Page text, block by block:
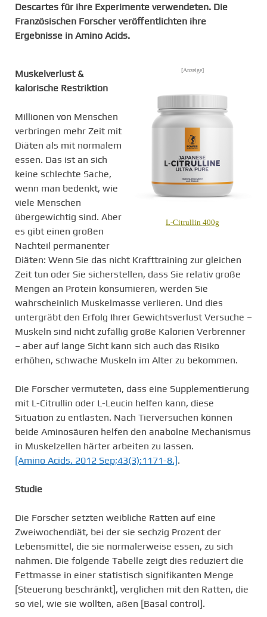
Descartes für ihre Experimente verwendeten. Die
Französischen Forscher veröffentlichten ihre
Ergebnisse in Amino Acids.
[Anzeige]
L-Citrullin 400g
Muskelverlust &
kalorische Restriktion
Millionen von Menschen
verbringen mehr Zeit mit
Diäten als mit normalem
essen. Das ist an sich
keine schlechte Sache,
wenn man bedenkt, wie
viele Menschen
übergewichtig sind. Aber
es gibt einen großen
Nachteil permanenter
Diäten: Wenn Sie das nicht Krafttraining zur gleichen
Zeit tun oder Sie sicherstellen, dass Sie relativ große
Mengen an Protein konsumieren, werden Sie
wahrscheinlich Muskelmasse verlieren. Und dies
untergräbt den Erfolg Ihrer Gewichtsverlust Versuche –
Muskeln sind nicht zufällig große Kalorien Verbrenner
– aber auf lange Sicht kann sich auch das Risiko
erhöhen, schwache Muskeln im Alter zu bekommen.
Die Forscher vermuteten, dass eine Supplementierung
mit L-Citrullin oder L-Leucin helfen kann, diese
Situation zu entlasten. Nach Tierversuchen können
beide Aminosäuren helfen den anabolne Mechanismus
in Muskelzellen härter arbeiten zu lassen.
[Amino Acids. 2012 Sep;43(3):1171-8.].
Studie
Die Forscher setzten weibliche Ratten auf eine
Zweiwochendiät, bei der sie sechzig Prozent der
Lebensmittel, die sie normalerweise essen, zu sich
nahmen. Die folgende Tabelle zeigt dies reduziert die
Fettmasse in einer statistisch signifikanten Menge
[Steuerung beschränkt], verglichen mit den Ratten, die
so viel, wie sie wollten, aßen [Basal control].